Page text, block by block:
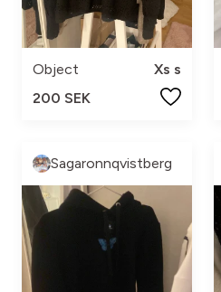
Object
Xs s
200 SEK
Sagaronnqvistberg